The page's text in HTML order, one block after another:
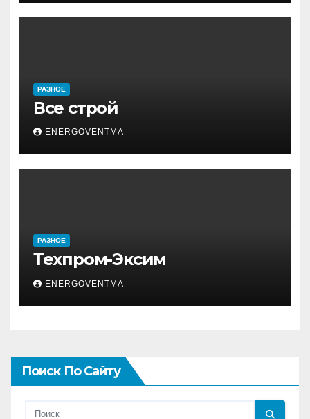
РАЗНОЕ
Все строй
ENERGOVENTMA
РАЗНОЕ
Техпром-Эксим
ENERGOVENTMA
Поиск По Сайту